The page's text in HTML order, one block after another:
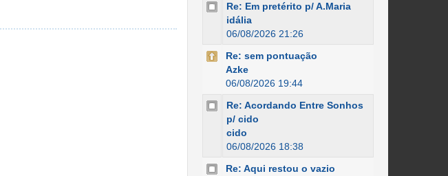
Re: Em pretérito p/ A.Maria
idália
06/08/2026 21:26
Re: sem pontuação
Azke
06/08/2026 19:44
Re: Acordando Entre Sonhos
p/ cido
cido
06/08/2026 18:38
Re: Aqui restou o vazio